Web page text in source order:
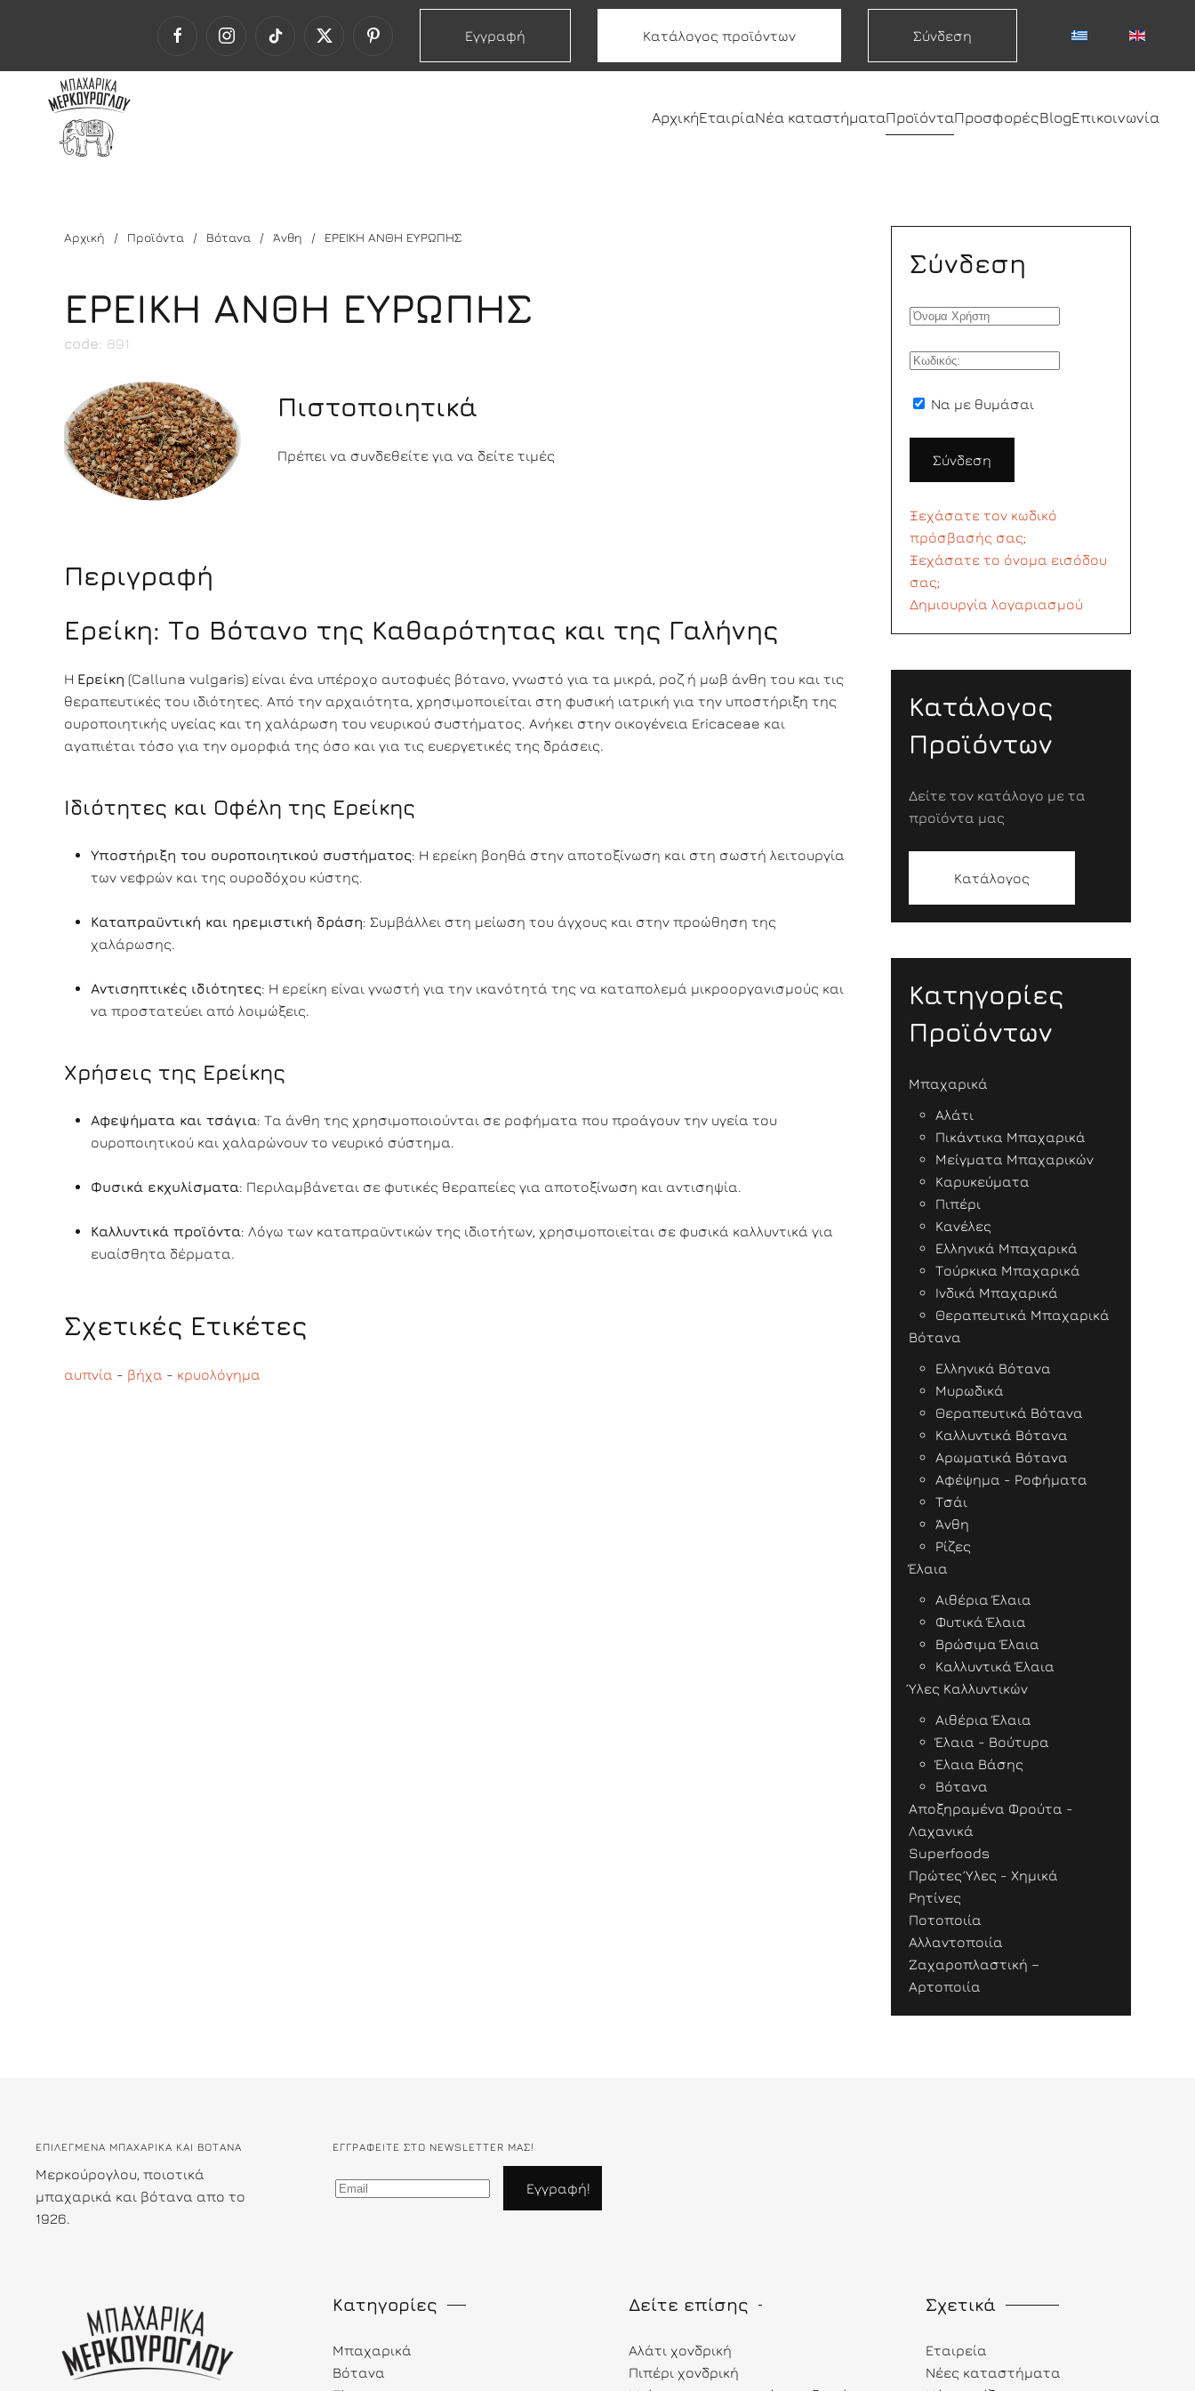
Εγγραφή Κατάλογος προϊόντων Σύνδεση
ΑρχικήΕταιρίαΝέα καταστήματαΠροϊόνταΠροσφορέςBlogΕπικοινωνία
Αρχική Προϊόντα Βότανα Άνθη ΕΡΕΙΚΗ ΑΝΘΗ ΕΥΡΩΠΗΣ
ΕΡΕΙΚΗ ΑΝΘΗ ΕΥΡΩΠΗΣ
code: 891
Πιστοποιητικά
Πρέπει να συνδεθείτε για να δείτε τιμές
Περιγραφή
Ερείκη: Το Βότανο της Καθαρότητας και της Γαλήνης
Η Ερείκη (Calluna vulgaris) είναι ένα υπέροχο αυτοφυές βότανο, γνωστό για τα μικρά, ροζ ή μωβ άνθη του και τις
θεραπευτικές του ιδιότητες. Από την αρχαιότητα, χρησιμοποιείται στη φυσική ιατρική για την υποστήριξη της
ουροποιητικής υγείας και τη χαλάρωση του νευρικού συστήματος. Ανήκει στην οικογένεια Ericaceae και
αγαπιέται τόσο για την ομορφιά της όσο και για τις ευεργετικές της δράσεις.
Ιδιότητες και Οφέλη της Ερείκης
Υποστήριξη του ουροποιητικού συστήματος: Η ερείκη βοηθά στην αποτοξίνωση και στη σωστή λειτουργία
των νεφρών και της ουροδόχου κύστης.
Καταπραϋντική και ηρεμιστική δράση: Συμβάλλει στη μείωση του άγχους και στην προώθηση της
χαλάρωσης.
Αντισηπτικές ιδιότητες: Η ερείκη είναι γνωστή για την ικανότητά της να καταπολεμά μικροοργανισμούς και
να προστατεύει από λοιμώξεις.
Χρήσεις της Ερείκης
Αφεψήματα και τσάγια: Τα άνθη της χρησιμοποιούνται σε ροφήματα που προάγουν την υγεία του
ουροποιητικού και χαλαρώνουν το νευρικό σύστημα.
Φυσικά εκχυλίσματα: Περιλαμβάνεται σε φυτικές θεραπείες για αποτοξίνωση και αντισηψία.
Καλλυντικά προϊόντα: Λόγω των καταπραϋντικών της ιδιοτήτων, χρησιμοποιείται σε φυσικά καλλυντικά για
ευαίσθητα δέρματα.
Σχετικές Ετικέτες
αυπνία - βήχα - κρυολόγημα
Σύνδεση
Να με θυμάσαι
Σύνδεση
Ξεχάσατε τον κωδικό
πρόσβασής σας;
Ξεχάσατε το όνομα εισόδου
σας;
Δημιουργία λογαριασμού
Κατάλογος
Προϊόντων
Δείτε τον κατάλογο με τα
προϊόντα μας
Κατάλογος
Κατηγορίες
Προϊόντων
Μπαχαρικά
Αλάτι
Πικάντικα Μπαχαρικά
Μείγματα Μπαχαρικών
Καρυκεύματα
Πιπέρι
Κανέλες
Ελληνικά Μπαχαρικά
Τούρκικα Μπαχαρικά
Ινδικά Μπαχαρικά
Θεραπευτικά Μπαχαρικά
Βότανα
Ελληνικά Βότανα
Μυρωδικά
Θεραπευτικά Βότανα
Καλλυντικά Βότανα
Αρωματικά Βότανα
Αφέψημα - Ροφήματα
Τσάι
Άνθη
Ρίζες
Έλαια
Αιθέρια Έλαια
Φυτικά Έλαια
Βρώσιμα Έλαια
Καλλυντικά Έλαια
Ύλες Καλλυντικών
Αιθέρια Έλαια
Έλαια - Βούτυρα
Έλαια Βάσης
Βότανα
Αποξηραμένα Φρούτα -
Λαχανικά
Superfoods
Πρώτες Ύλες - Χημικά
Ρητίνες
Ποτοποιία
Αλλαντοποιία
Ζαχαροπλαστική –
Αρτοποιία
ΕΠΙΛΕΓΜΕΝΑ ΜΠΑΧΑΡΙΚΑ ΚΑΙ ΒΟΤΑΝΑ
Μερκούρογλου, ποιοτικά
μπαχαρικά και βότανα απο το
1926.
ΕΓΓΡΑΦΕΊΤΕ ΣΤΟ NEWSLETTER ΜΑΣ!
Κατηγορίες
Μπαχαρικά
Βότανα
Δείτε επίσης
Αλάτι χονδρική
Πιπέρι χονδρική
Σχετικά
Εταιρεία
Νέες καταστήματα